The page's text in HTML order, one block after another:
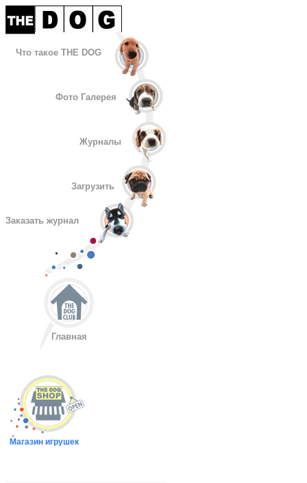
Что такое THE DOG
Фото Галерея
Журналы
Загрузить
Заказать журнал
Главная
Магазин игрушек